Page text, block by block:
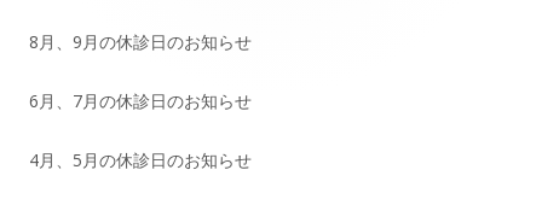
イ
ド
8月、9月の休診日のお知らせ
6月、7月の休診日のお知らせ
4月、5月の休診日のお知らせ